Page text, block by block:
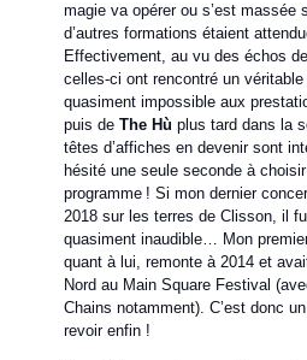
magie va opérer ou s’est massée
d’autres formations étaient
Effectivement, au vu des échos
celles-ci ont rencontré un
quasiment impossible aux
puis de The Hù plus tard dans la
têtes d’affiches en devenir sont
hésité une seule seconde à choisir
programme ! Si mon dernier
2018 sur les terres de Clisson, il
quasiment inaudible… Mon
quant à lui, remonte à 2014 et
Nord au Main Square Festival
Chains notamment). C’est donc
revoir enfin !